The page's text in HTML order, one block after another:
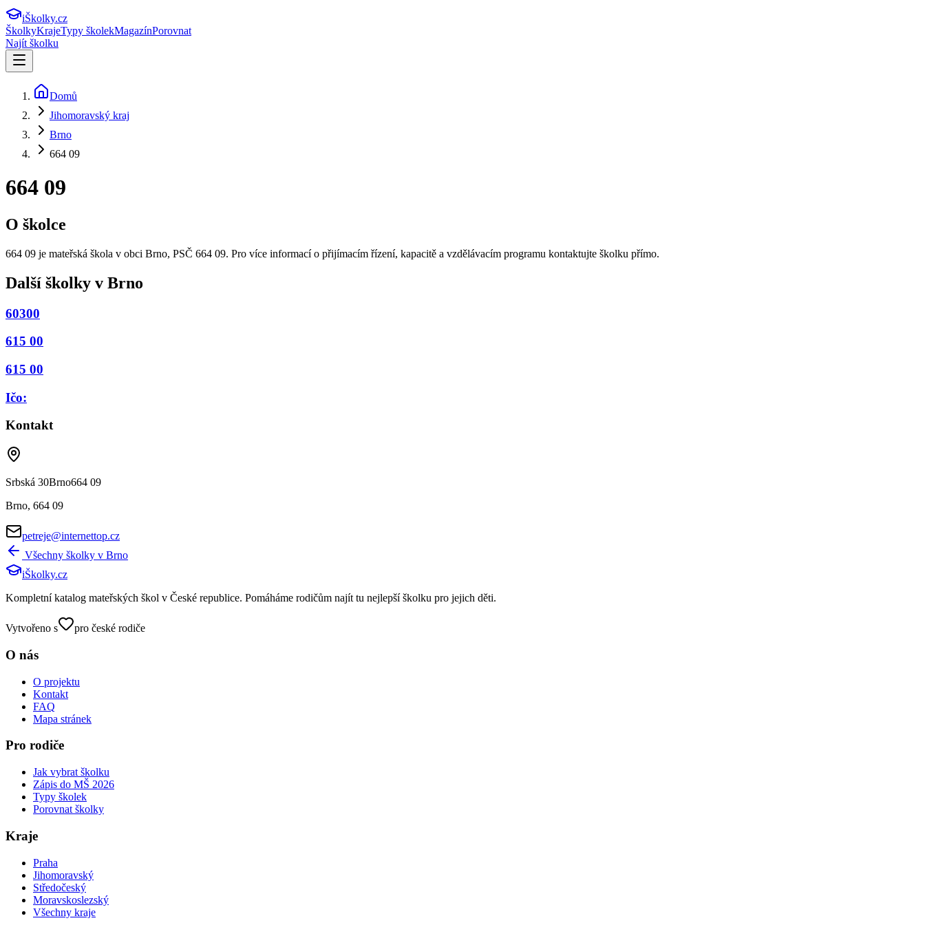
iŠkolky.cz
ŠkolkyKrajeTypy školekMagazínPorovnat
Najít školku
Domů
Jihomoravský kraj
Brno
664 09
664 09
O školce
664 09 je mateřská škola v obci Brno, PSČ 664 09. Pro více informací o přijímacím řízení, kapacitě a vzdělávacím programu kontaktujte školku přímo.
Další školky v Brno
60300
615 00
615 00
Ičo:
Kontakt
Srbská 30Brno664 09
Brno, 664 09
petreje@internettop.cz
Všechny školky v Brno
iŠkolky.cz
Kompletní katalog mateřských škol v České republice. Pomáháme rodičům najít tu nejlepší školku pro jejich děti.
Vytvořeno s pro české rodiče
O nás
O projektu
Kontakt
FAQ
Mapa stránek
Pro rodiče
Jak vybrat školku
Zápis do MŠ 2026
Typy školek
Porovnat školky
Kraje
Praha
Jihomoravský
Středočeský
Moravskoslezský
Všechny kraje